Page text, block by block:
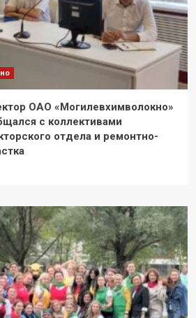
ОАО «Могилевхимволокно»
с коллективами
отдела и ремонтно-